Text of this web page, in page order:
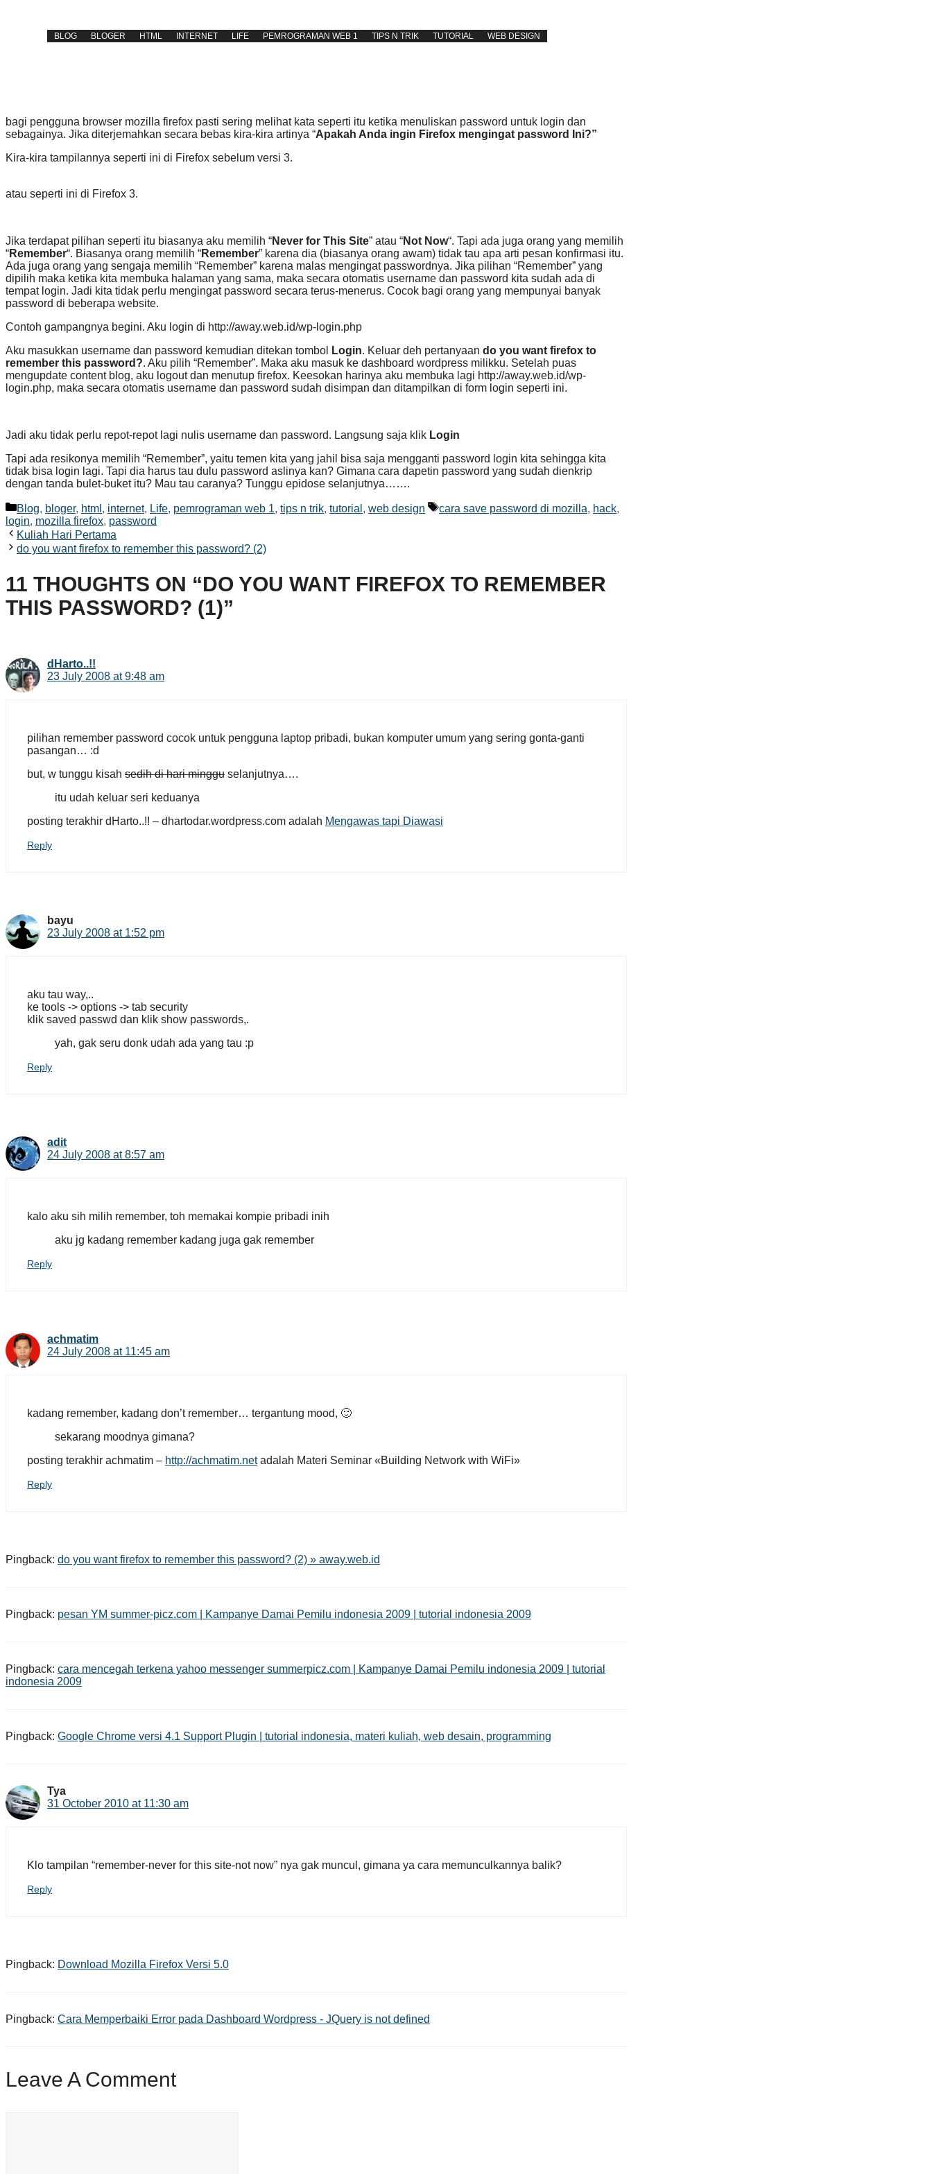
BLOG BLOGER HTML INTERNET LIFE PEMROGRAMAN WEB 1 TIPS N TRIK TUTORIAL WEB DESIGN
bagi pengguna browser mozilla firefox pasti sering melihat kata seperti itu ketika menuliskan password untuk login dan
sebagainya. Jika diterjemahkan secara bebas kira-kira artinya “Apakah Anda ingin Firefox mengingat password Ini?”
Kira-kira tampilannya seperti ini di Firefox sebelum versi 3.
atau seperti ini di Firefox 3.
Jika terdapat pilihan seperti itu biasanya aku memilih “Never for This Site” atau “Not Now“. Tapi ada juga orang yang memilih
“Remember“. Biasanya orang memilih “Remember” karena dia (biasanya orang awam) tidak tau apa arti pesan konfirmasi itu.
Ada juga orang yang sengaja memilih “Remember” karena malas mengingat passwordnya. Jika pilihan “Remember” yang
dipilih maka ketika kita membuka halaman yang sama, maka secara otomatis username dan password kita sudah ada di
tempat login. Jadi kita tidak perlu mengingat password secara terus-menerus. Cocok bagi orang yang mempunyai banyak
password di beberapa website.
Contoh gampangnya begini. Aku login di http://away.web.id/wp-login.php
Aku masukkan username dan password kemudian ditekan tombol
Login. Keluar deh pertanyaan do you want firefox to
remember this password?. Aku pilih “Remember”. Maka aku masuk ke dashboard wordpress milikku. Setelah puas
mengupdate content blog, aku logout dan menutup firefox. Keesokan harinya aku membuka lagi http://away.web.id/wp-
login.php, maka secara otomatis username dan password sudah disimpan dan ditampilkan di form login seperti ini.
Jadi aku tidak perlu repot-repot lagi nulis username dan password. Langsung saja klik Login
Tapi ada resikonya memilih “Remember”, yaitu temen kita yang jahil bisa saja mengganti password login kita sehingga kita
tidak bisa login lagi. Tapi dia harus tau dulu password aslinya kan? Gimana cara dapetin password yang sudah dienkrip
dengan tanda bulet-buket itu? Mau tau caranya? Tunggu epidose selanjutnya…….
Categories
Blog, bloger, html , internet, Life, pemrograman web 1, tips n trik, tutorial , web design Tags
cara save password di mozilla, hack,
login, mozilla firefox, password
Kuliah Hari Pertama
do you want firefox to remember this password? (2)
11 THOUGHTS ON “DO YOU WANT FIREFOX TO REMEMBER
THIS PASSWORD? (1)”
dHarto..!!
23 July 2008 at 9:48 am
pilihan remember password cocok untuk pengguna laptop pribadi, bukan komputer umum yang sering gonta-ganti
pasangan… :d
but, w tunggu kisah sedih di hari minggu selanjutnya….
itu udah keluar seri keduanya
posting terakhir dHarto..!! – dhartodar.wordpress.com adalah Mengawas tapi Diawasi
Reply
bayu
23 July 2008 at 1:52 pm
aku tau way,..
ke tools -> options -> tab security
klik saved passwd dan klik show passwords,.
yah, gak seru donk udah ada yang tau :p
Reply
adit
24 July 2008 at 8:57 am
kalo aku sih milih remember, toh memakai kompie pribadi inih
aku jg kadang remember kadang juga gak remember
Reply
achmatim
24 July 2008 at 11:45 am
kadang remember, kadang don’t remember… tergantung mood, 🙂
sekarang moodnya gimana?
posting terakhir achmatim – http://achmatim.netadalah Materi Seminar «Building Network with WiFi»
Reply
Pingback: do you want firefox to remember this password? (2) » away.web.id
Pingback: pesan YM summer-picz.com | Kampanye Damai Pemilu indonesia 2009 | tutorial indonesia 2009
Pingback: cara mencegah terkena yahoo messenger summerpicz.com | Kampanye Damai Pemilu indonesia 2009 | tutorial
indonesia 2009
Pingback: Google Chrome versi 4.1 Support Plugin | tutorial indonesia, materi kuliah, web desain, programming
Tya
31 October 2010 at 11:30 am
Klo tampilan “remember-never for this site-not now” nya gak muncul, gimana ya cara memunculkannya balik?
Reply
Pingback: Download Mozilla Firefox Versi 5.0
Pingback: Cara Memperbaiki Error pada Dashboard Wordpress - JQuery is not defined
Leave A Comment